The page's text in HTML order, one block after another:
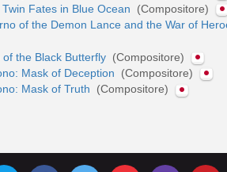
Fates in Blue Ocean
(Compositore)
of the Demon Lance and the War of
of the Black Butterfly (Compositore)
Mask of Deception
(Compositore)
Mask of Truth (Compositore)